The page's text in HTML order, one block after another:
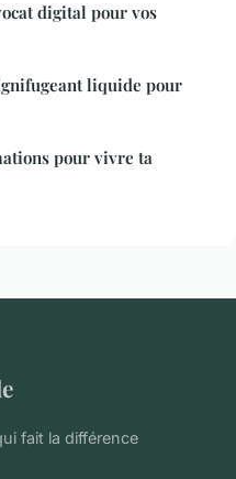
digital pour vos
liquide pour
pour vivre ta
fait la différence